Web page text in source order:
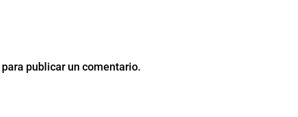
para publicar un comentario.